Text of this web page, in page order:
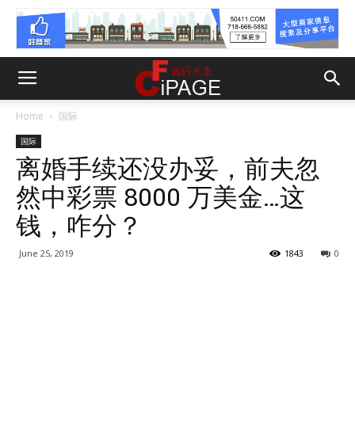
Home 国际
国际
离婚手续还没办妥，前夫忽
然中彩票 8000 万美金…这
钱，咋分？
June 25, 2019 0
1843